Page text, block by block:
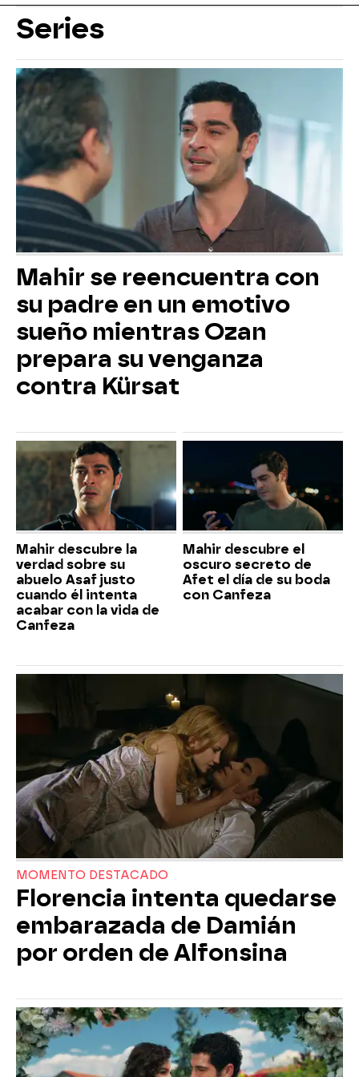
Series
Mahir se reencuentra con
su padre en un emotivo
sueño mientras Ozan
prepara su venganza
contra Kürsat
Mahir descubre la
verdad sobre su
abuelo Asaf justo
cuando él intenta
acabar con la vida de
Canfeza
Mahir descubre el
oscuro secreto de
Afet el día de su boda
con Canfeza
MOMENTO DESTACADO
Florencia intenta quedarse
embarazada de Damián
por orden de Alfonsina